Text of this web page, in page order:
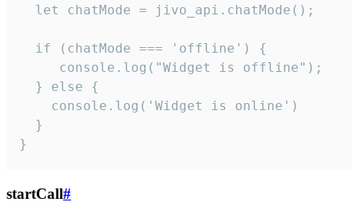
  let chatMode = jivo_api.chatMode();
  if (chatMode === 'offline') {
     console.log("Widget is offline");
  } else {
    console.log('Widget is online')
  }
}
startCall#